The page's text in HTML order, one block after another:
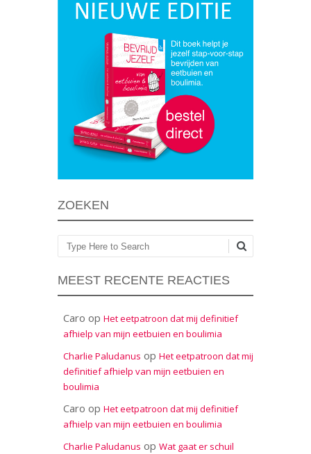
ZOEKEN
Zoeken
MEEST RECENTE REACTIES
Caro op Het eetpatroon dat mij definitief
afhielp van mijn eetbuien en boulimia
Charlie Paludanus op Het eetpatroon dat mij
definitief afhielp van mijn eetbuien en
boulimia
Caro op Het eetpatroon dat mij definitief
afhielp van mijn eetbuien en boulimia
Charlie Paludanus op Wat gaat er schuil